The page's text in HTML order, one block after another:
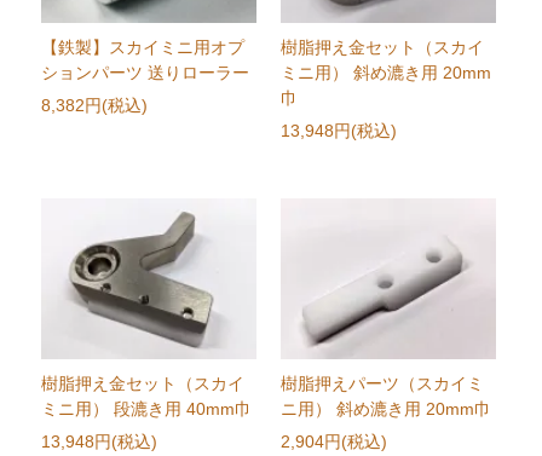
【鉄製】スカイミニ用オプ
ションパーツ 送りローラー
8,382円(税込)
樹脂押え金セット（スカイ
ミニ用） 斜め漉き用 20mm
巾
13,948円(税込)
樹脂押え金セット（スカイ
ミニ用） 段漉き用 40mm巾
13,948円(税込)
樹脂押えパーツ（スカイミ
ニ用） 斜め漉き用 20mm巾
2,904円(税込)